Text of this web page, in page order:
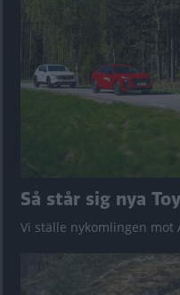
Så står sig nya
Vi ställe nykomlingen mot